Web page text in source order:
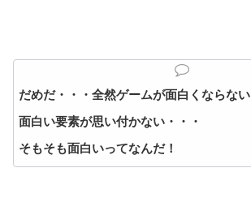
だめだ・・・全然ゲームが面白くならない
面白い要素が思い付かない・・・
そもそも面白いってなんだ！